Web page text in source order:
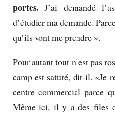
portes. J’ai demandé
d’étudier ma demande.
qu’ils vont me prendre ».
Pour autant tout n’est pas
camp est saturé, dit-il. «Je
centre commercial parce
Même ici, il y a des files